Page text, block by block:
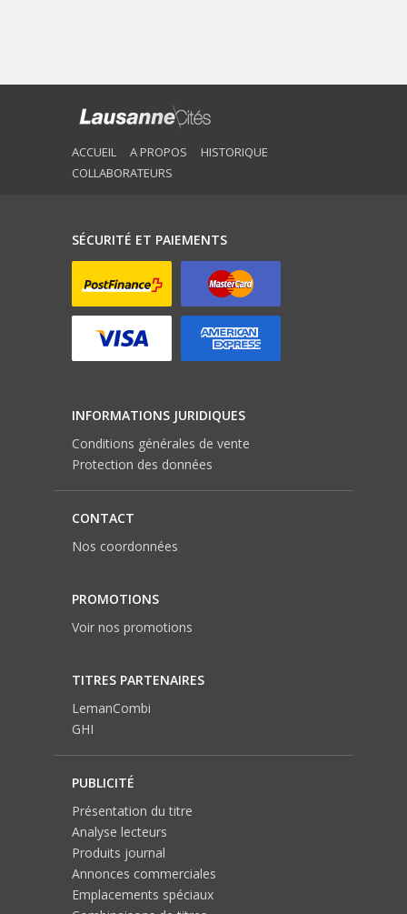
ACCUEIL A PROPOS
HISTORIQUE
COLLABORATEURS
SÉCURITÉ ET PAIEMENTS
INFORMATIONS JURIDIQUES
Conditions générales de vente
Protection des données
CONTACT
Nos coordonnées
PROMOTIONS
Voir nos promotions
TITRES PARTENAIRES
LemanCombi
GHI
PUBLICITÉ
Présentation du titre
Analyse lecteurs
Produits journal
Annonces commerciales
Emplacements spéciaux